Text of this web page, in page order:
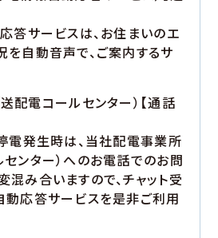
答サービスは、お住まいのエ
を自動音声で、ご案内するサ
送配電コールセンター）【通話
電発生時は、当社配電事業所
センター）へのお電話でのお問
混み合いますので、チャット受
動応答サービスを是非ご利用